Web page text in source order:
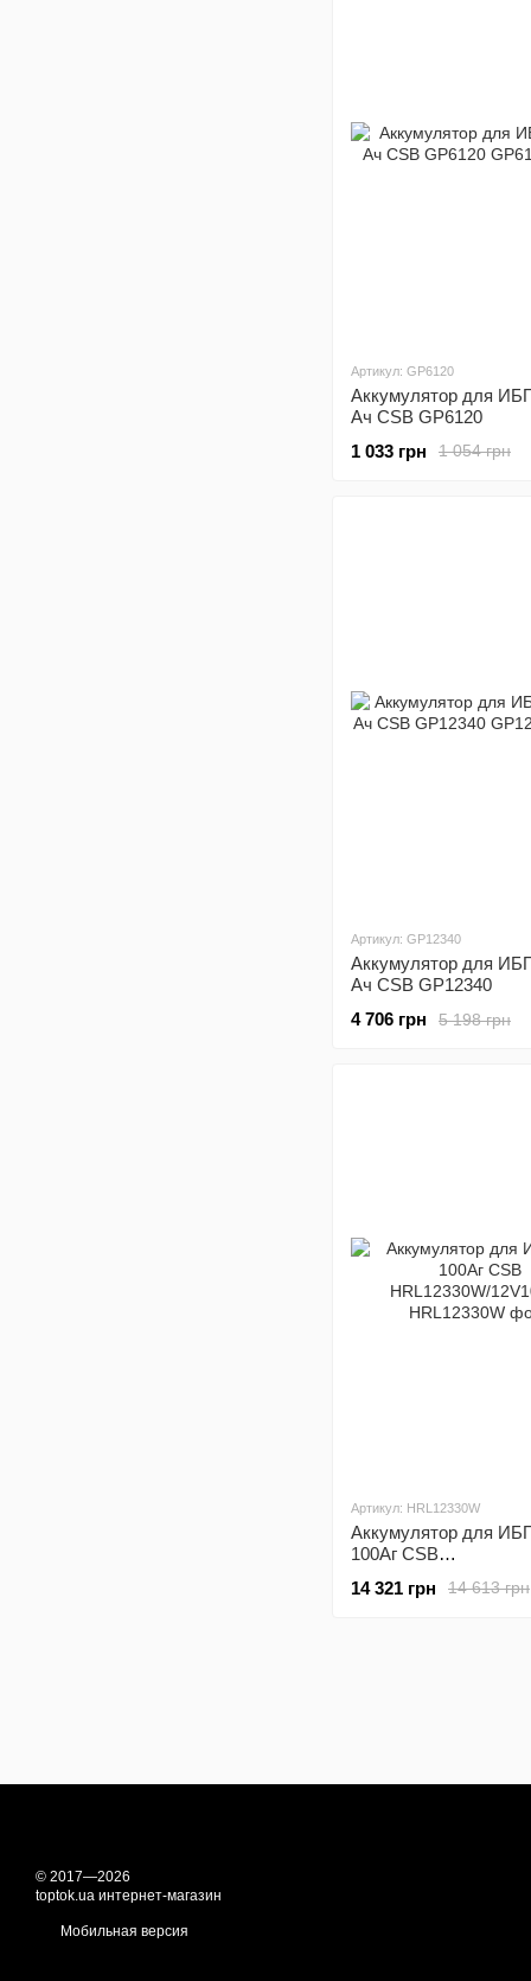
Артикул: GP6120
Аккумулятор для
Ач CSB GP6120
1 054 грн
1 033 грн
Артикул: GP12340
Аккумулятор для
Ач CSB GP12340
5 198 грн
4 706 грн
Артикул: HRL12330W
Аккумулятор для
100Аг CSB
14 613 грн
14 321 грн
© 2017—2026
toptok.ua интернет-магазин
Мобильная версия